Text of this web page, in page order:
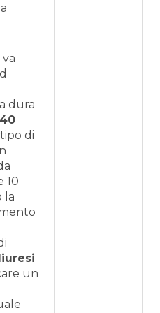
dura
di
10
la
un